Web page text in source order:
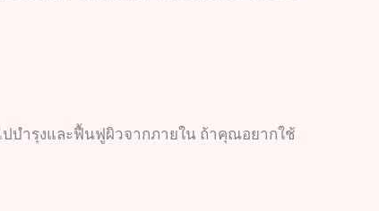
ปบำรุงและฟื้นฟูผิวจากภายใน ถ้าคุณอยากใช้